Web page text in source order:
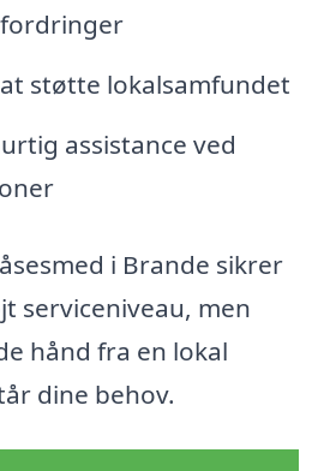
støtte lokalsamfundet
assistance ved
i Brande sikrer
serviceniveau, men
hånd fra en lokal
dine behov.